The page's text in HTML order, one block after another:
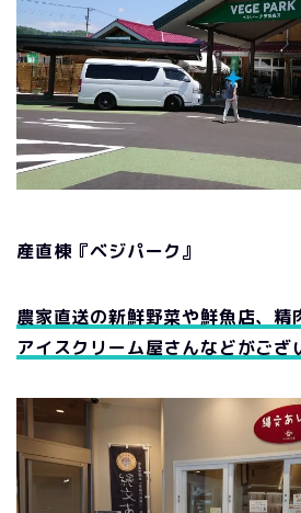
産直棟『ベジパーク』
農家直送の新鮮野菜や鮮魚店、精
アイスクリーム屋さんなどがござ